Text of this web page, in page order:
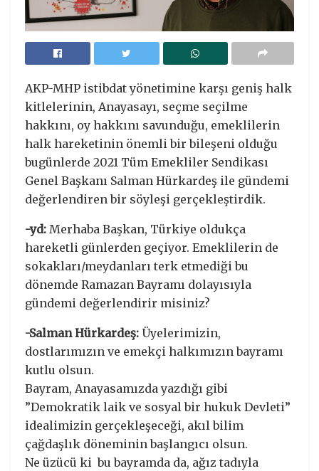
AKP-MHP istibdat yönetimine karşı geniş halk
kitlelerinin, Anayasayı, seçme seçilme
hakkını, oy hakkını savunduğu, emeklilerin
halk hareketinin önemli bir bileşeni olduğu
bugünlerde 2021 Tüm Emekliler Sendikası
Genel Başkanı Salman Hürkardeş ile gündemi
değerlendiren bir söyleşi gerçekleştirdik.
-yd: Merhaba Başkan, Türkiye oldukça
hareketli günlerden geçiyor. Emeklilerin de
sokakları/meydanları terk etmediği bu
dönemde Ramazan Bayramı dolayısıyla
gündemi değerlendirir misiniz?
-Salman Hürkardeş: Üyelerimizin,
dostlarımızın ve emekçi halkımızın bayramı
kutlu olsun.
Bayram, Anayasamızda yazdığı gibi
”Demokratik laik ve sosyal bir hukuk Devleti”
idealimizin gerçekleşeceği, akıl bilim
çağdaşlık döneminin başlangıcı olsun.
Ne üzücü ki bu bayramda da, ağız tadıyla